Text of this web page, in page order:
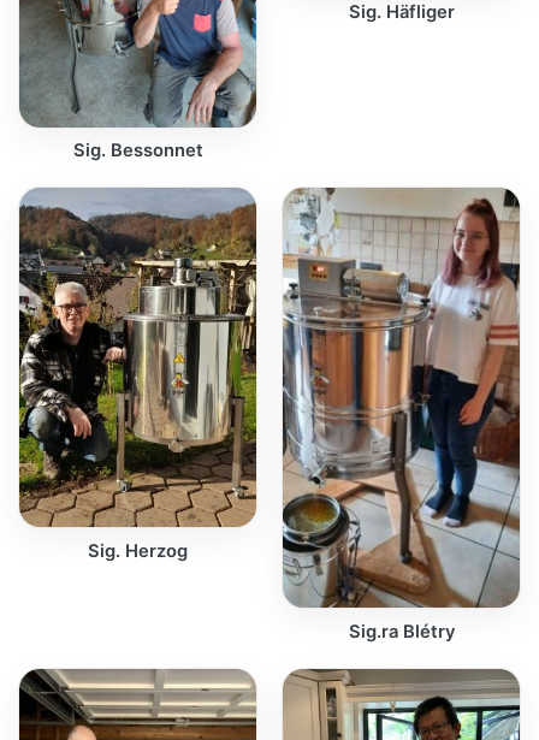
Sig. Bessonnet
Sig. Häfliger
Sig. Herzog
Sig.ra Blétry